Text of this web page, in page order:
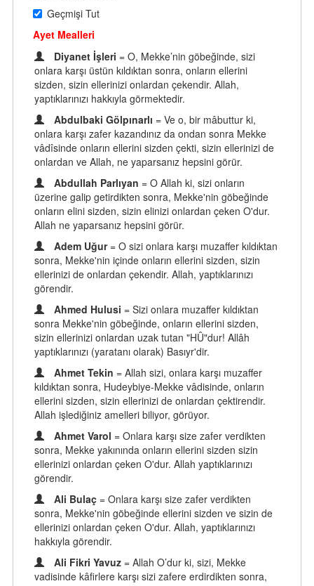
Geçmişi Tut
Ayet Mealleri
Diyanet İşleri = O, Mekke’nin göbeğinde, sizi
onlara karşı üstün kıldıktan sonra, onların ellerini
sizden, sizin ellerinizi onlardan çekendir. Allah,
yaptıklarınızı hakkıyla görmektedir.
Abdulbaki Gölpınarlı = Ve o, bir mâbuttur ki,
onlara karşı zafer kazandınız da ondan sonra Mekke
vâdîsinde onların ellerini sizden çekti, sizin ellerinizi de
onlardan ve Allah, ne yaparsanız hepsini görür.
Abdullah Parlıyan = O Allah ki, sizi onların
üzerine galip getirdikten sonra, Mekke'nin göbeğinde
onların elini sizden, sizin elinizi onlardan çeken O'dur.
Allah ne yaparsanız hepsini görür.
Adem Uğur = O sizi onlara karşı muzaffer kıldıktan
sonra, Mekke'nin içinde onların ellerini sizden, sizin
ellerinizi de onlardan çekendir. Allah, yaptıklarınızı
görendir.
Ahmed Hulusi = Sizi onlara muzaffer kıldıktan
sonra Mekke'nin göbeğinde, onların ellerini sizden,
sizin ellerinizi onlardan uzak tutan "HÛ"dur! Allâh
yaptıklarınızı (yaratanı olarak) Basıyr'dir.
Ahmet Tekin = Allah sizi, onlara karşı muzaffer
kıldıktan sonra, Hudeybiye-Mekke vâdisinde, onların
ellerini sizden, sizin ellerinizi de onlardan çektirendir.
Allah işlediğiniz amelleri biliyor, görüyor.
Ahmet Varol = Onlara karşı size zafer verdikten
sonra, Mekke yakınında onların ellerini sizden sizin
ellerinizi onlardan çeken O'dur. Allah yaptıklarınızı
görendir.
Ali Bulaç = Onlara karşı size zafer verdikten
sonra, Mekke'nin göbeğinde ellerini sizden ve sizin de
ellerinizi onlardan çeken O'dur. Allah, yaptıklarınızı
hakkıyla görendir.
Ali Fikri Yavuz = Allah O’dur ki, sizi, Mekke
vadisinde kâfirlere karşı sizi zafere erdirdikten sonra,